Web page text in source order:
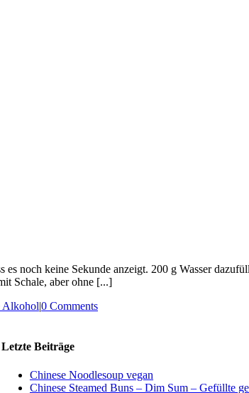
noch keine Sekunde anzeigt. 200 g Wasser
Schale, aber ohne [...]
Alkohol|0 Comments
Letzte Beiträge
Chinese Noodlesoup vegan
Chinese Steamed Buns – Dim Sum – Gefüllte